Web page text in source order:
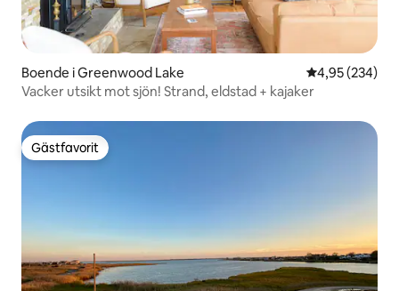
Boende i Greenwood Lake 4,95 av 5 i
4,95 (234)
Vacker utsikt mot sjön! Strand, eldstad + kajaker
Gästfavorit
Gästfavorit